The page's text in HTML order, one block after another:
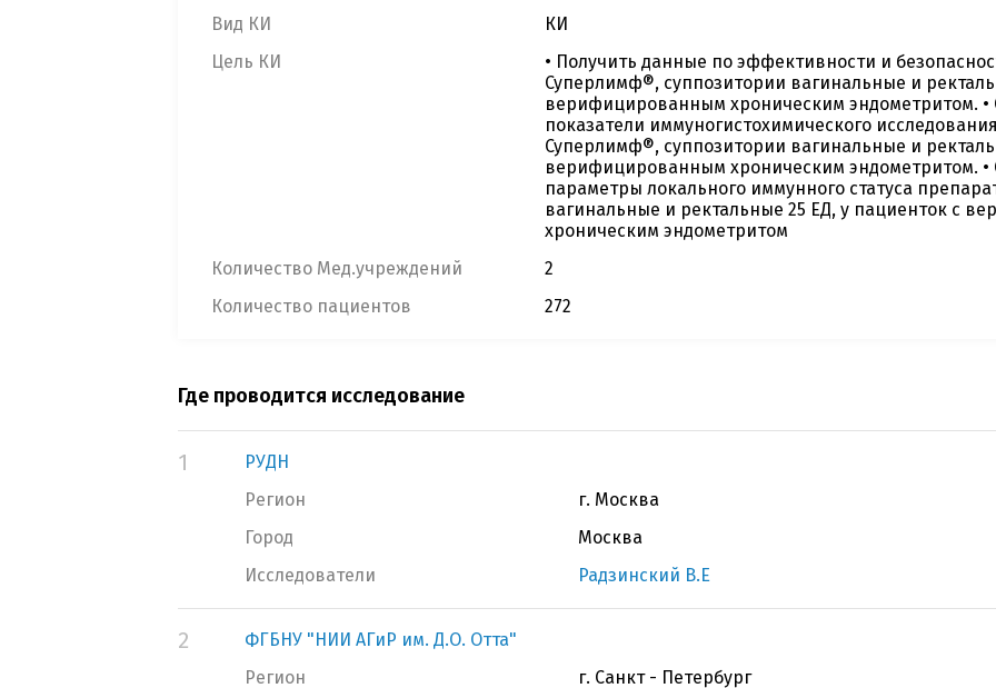
Вид КИ
КИ
Цель КИ
• Получить данные по эффективности и
Суперлимф®, суппозитории вагинальные и
верифицированным хроническим эндометритом.
показатели иммуногистохимического
Суперлимф®, суппозитории вагинальные и
верифицированным хроническим эндометритом.
параметры локального иммунного статуса
вагинальные и ректальные 25 ЕД, у пациенток с
хроническим эндометритом
Количество Мед.учреждений
2
Количество пациентов
272
Где проводится исследование
1
РУДН
Регион
г. Москва
Город
Москва
Исследователи
Радзинский В.Е
2
ФГБНУ "НИИ АГиР им. Д.О. Отта"
Регион
г. Санкт - Петербург